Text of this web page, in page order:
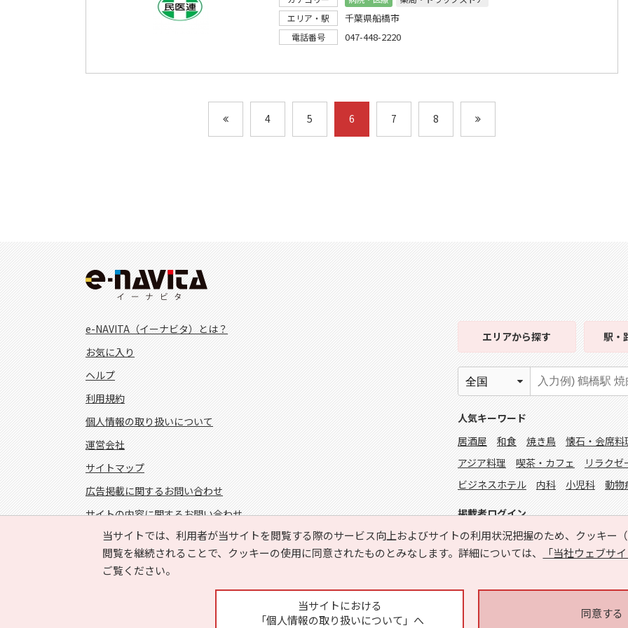
エリア・駅
千葉県船橋市
電話番号 047-448-2220
4 5 6 7 8
当サイトでは、利用者が当サイトを閲覧する際のサービス向上およびサイトの利用状況把握のため、クッキー
閲覧を継続されることで、クッキーの使用に同意されたものとみなします。詳細については、
「当社ウェブサ
ご覧ください。
当サイトにおける
「個人情報の取り扱いについて」へ
同意する
e-NAVITA（イーナビタ）とは？
お気に入り
ヘルプ
利用規約
個人情報の取り扱いについて
運営会社
サイトマップ
広告掲載に関するお問い合わせ
サイトの内容に関するお問い合わせ
エリアから探す 駅・
人気キーワード
居酒屋
和食 焼き鳥 懐石・会席料
アジア料理
喫茶・カフェ リラクゼ
ビジネスホテル
内科 小児科 動物
掲載者ログイン
FOLLOW US!